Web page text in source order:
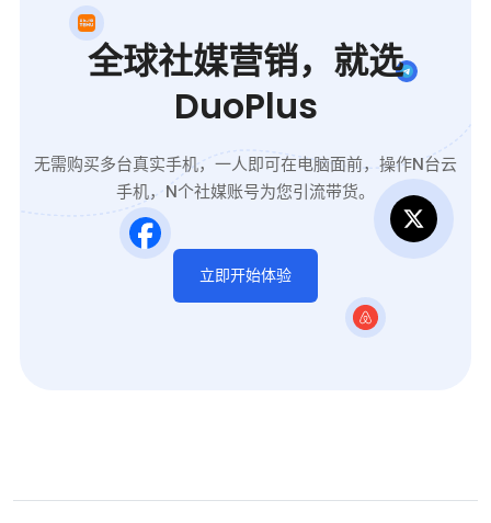
全球社媒营销，就选
DuoPlus
无需购买多台真实手机，一人即可在电脑面前，操作N台云
手机，N个社媒账号为您引流带货。
立即开始体验